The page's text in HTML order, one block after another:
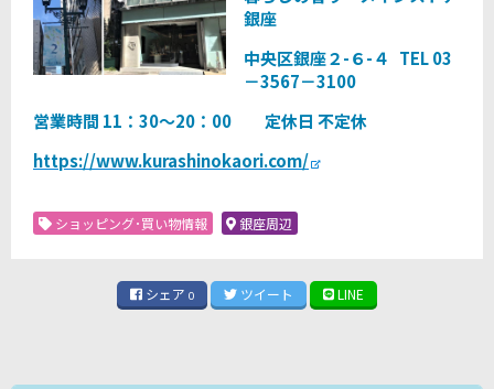
銀座
中央区銀座２-６-４ TEL 03
－3567－3100
営業時間 11：30～20：00 定休日 不定休
https://www.kurashinokaori.com/
ショッピング･買い物情報 銀座周辺
シェア 0 ツイート LINE